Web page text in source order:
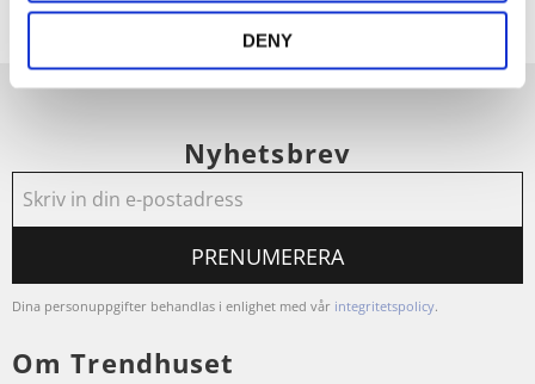
DENY
Nyhetsbrev
PRENUMERERA
Dina personuppgifter behandlas i enlighet med vår integritetspolicy.
Om Trendhuset